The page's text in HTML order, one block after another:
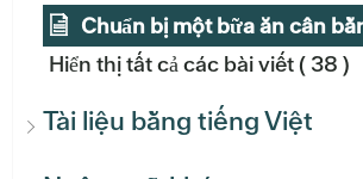
Chuẩn bị một bữa ăn cân
Hiển thị tất cả các bài viết( 38 )
Tài liệu bằng tiếng Việt